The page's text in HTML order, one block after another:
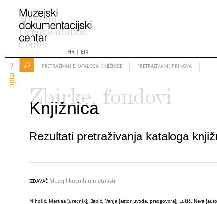
HR| EN
mdc
PRETRAŽIVANJE KATALOGA KNJIŽNICE PRETRAŽIVANJE PRINOVA
Zbirke, fondovi
Knjižnica
Rezultati pretraživanja kataloga
IZDAVAČ Muzej likovnih umjetnosti
Miholić, Martina [urednik]; Babić, Vanja [autor uvoda, predgovora]; Lukić, Neva